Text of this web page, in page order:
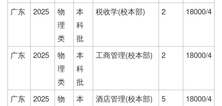
广东 2025
物
理
类
本
科
批
税收学(校本部) 2 18000/4
广东 2025
物
理
类
本
科
批
工商管理(校本部) 2 18000/4
广东 2025
物
本
酒店管理(校本部) 5 18000/4